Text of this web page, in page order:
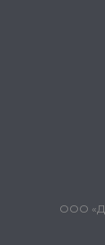
ООО